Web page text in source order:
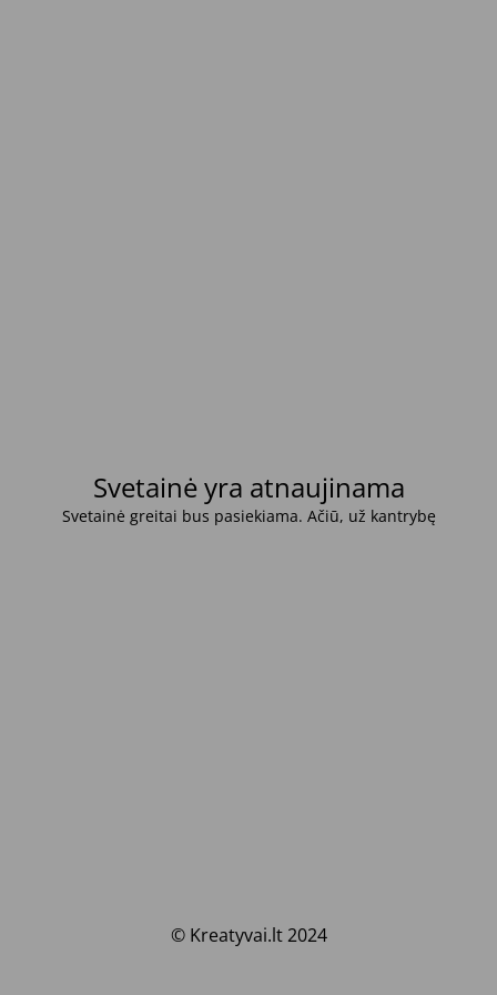
Svetainė yra atnaujinama
Svetainė greitai bus pasiekiama. Ačiū, už kantrybę
© Kreatyvai.lt 2024